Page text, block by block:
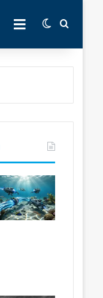
РУБРИКИSwitch skin